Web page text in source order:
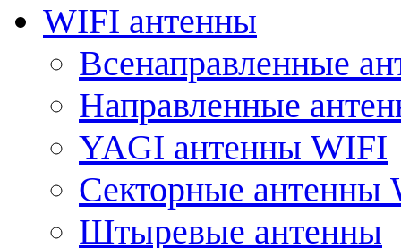
WIFI антенны
Всенаправленные
Направленные
YAGI антенны WIFI
Секторные антенны
Штыревые антенны